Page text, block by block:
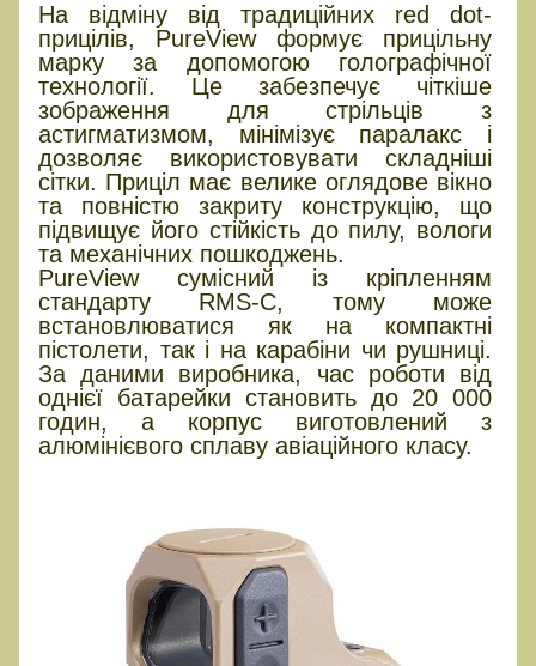
На відміну від традиційних red dot-
прицілів, PureView формує прицільну
марку за допомогою голографічної
технології. Це забезпечує чіткіше
зображення для стрільців з
астигматизмом, мінімізує паралакс і
дозволяє використовувати складніші
сітки. Приціл має велике оглядове вікно
та повністю закриту конструкцію, що
підвищує його стійкість до пилу, вологи
та механічних пошкоджень.
PureView сумісний із кріпленням
стандарту RMS-C, тому може
встановлюватися як на компактні
пістолети, так і на карабіни чи рушниці.
За даними виробника, час роботи від
однієї батарейки становить до 20 000
годин, а корпус виготовлений з
алюмінієвого сплаву авіаційного класу.